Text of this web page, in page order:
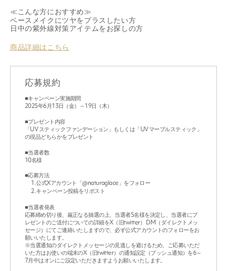
≪こんな方におすすめ≫
ベースメイクにツヤをプラスしたい方
日中の紫外線対策アイテムをお探しの方
商品詳細はこちら
応募規約
■キャンペーン実施期間
2025年6月13日（金）～19日（木）
■プレゼント内容
「UV スティック ファンデーション」もしくは「UV マーブルスティック」
の現品どちらかをプレゼント
■当選者数
10名様
■応募方法
公式Xアカウント「@naturaglace」をフォロー
キャンペーン投稿をリポスト
■当選者発表
応募締め切り後、厳正なる抽選の上、当選者5名様を決定し、当選者にプ
レゼントのご送付についての詳細をX（旧twitter） DM（ダイレクトメッ
セージ）にてご連絡いたしますので、必ず公式アカウントのフォローをお
願いいたします。
※当選通知のダイレクトメッセージの見逃しを避けるため、ご応募いただ
いた方はお使いの端末のX（旧twitter）の通知設定（プッシュ通知）を6～
7月中はオンにご設定いただきますようお願いいたします。